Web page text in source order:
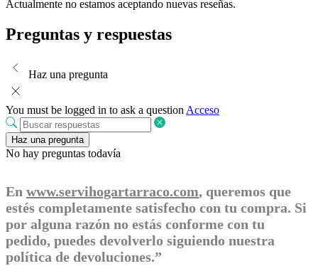
Actualmente no estamos aceptando nuevas reseñas.
Preguntas y respuestas
Haz una pregunta
You must be logged in to ask a question Acceso
Haz una pregunta
No hay preguntas todavía
En www.servihogartarraco.com, queremos que
estés completamente satisfecho con tu compra. Si
por alguna razón no estás conforme con tu
pedido, puedes devolverlo siguiendo nuestra
política de devoluciones.”